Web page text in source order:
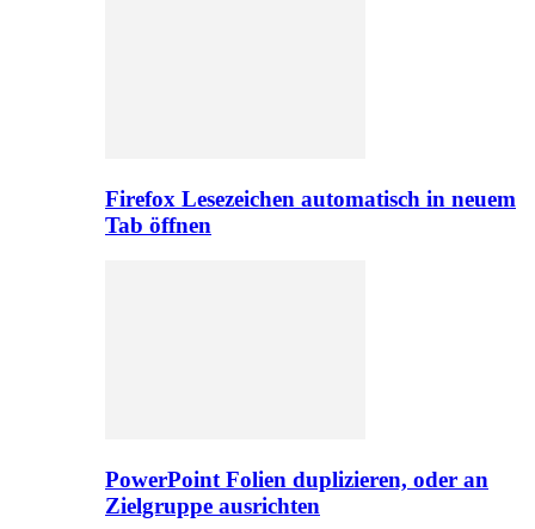
Firefox Lesezeichen automatisch in neuem
Tab öffnen
PowerPoint Folien duplizieren, oder an
Zielgruppe ausrichten